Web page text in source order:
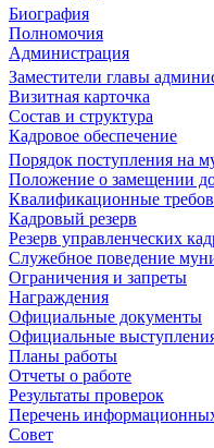
Биография
Полномочия
Администрация
Заместители главы
Визитная карточка
Состав и структура
Кадровое обеспечение
Порядок поступления на
Положение о замещении
Квалификационные
Кадровый резерв
Резерв управленческих
Служебное поведение
Ограничения и запреты
Награждения
Официальные документы
Официальные
Планы работы
Отчеты о работе
Результаты проверок
Перечень
Совет